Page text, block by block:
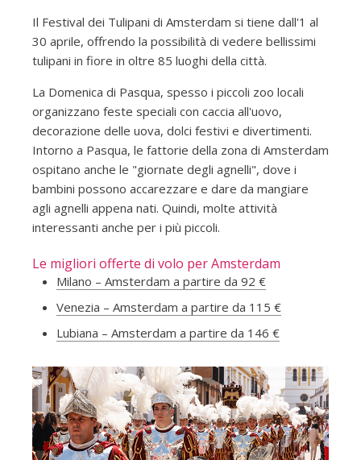
Il Festival dei Tulipani di Amsterdam si tiene dall'1 al
30 aprile, offrendo la possibilità di vedere bellissimi
tulipani in fiore in oltre 85 luoghi della città.
La Domenica di Pasqua, spesso i piccoli zoo locali
organizzano feste speciali con caccia all'uovo,
decorazione delle uova, dolci festivi e divertimenti.
Intorno a Pasqua, le fattorie della zona di Amsterdam
ospitano anche le "giornate degli agnelli", dove i
bambini possono accarezzare e dare da mangiare
agli agnelli appena nati. Quindi, molte attività
interessanti anche per i più piccoli.
Le migliori offerte di volo per Amsterdam
Milano – Amsterdam a partire da 92 €
Venezia – Amsterdam a partire da 115 €
Lubiana – Amsterdam a partire da 146 €